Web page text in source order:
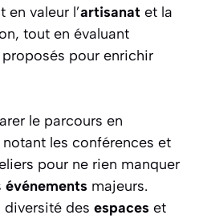
valeur l’artisanat et la
tout en évaluant
proposés pour enrichir
le parcours en
les conférences et
pour ne rien manquer
événements majeurs.
diversité des espaces et